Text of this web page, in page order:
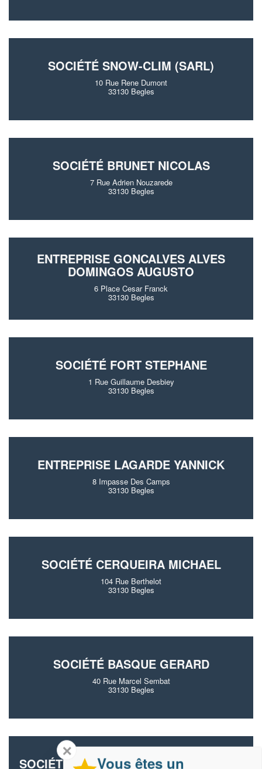
SOCIÉTÉ SNOW-CLIM (SARL)
10 Rue Rene Dumont
33130 Begles
SOCIÉTÉ BRUNET NICOLAS
7 Rue Adrien Nouzarede
33130 Begles
ENTREPRISE GONCALVES ALVES
DOMINGOS AUGUSTO
6 Place Cesar Franck
33130 Begles
SOCIÉTÉ FORT STEPHANE
1 Rue Guillaume Desbiey
33130 Begles
ENTREPRISE LAGARDE YANNICK
8 Impasse Des Camps
33130 Begles
SOCIÉTÉ CERQUEIRA MICHAEL
104 Rue Berthelot
33130 Begles
SOCIÉTÉ BASQUE GERARD
40 Rue Marcel Sembat
33130 Begles
SOCIÉTÉ RAPHAEL PLOMBERIE (SARL)
✕
Vous êtes un